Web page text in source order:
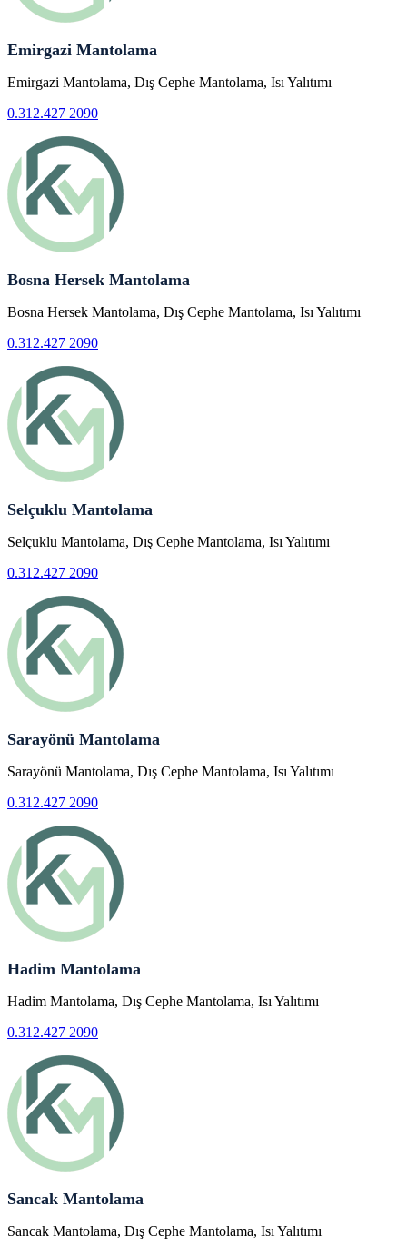
Emirgazi Mantolama
Emirgazi Mantolama, Dış Cephe Mantolama, Isı Yalıtımı
0.312.427 2090
Bosna Hersek Mantolama
Bosna Hersek Mantolama, Dış Cephe Mantolama, Isı Yalıtımı
0.312.427 2090
Selçuklu Mantolama
Selçuklu Mantolama, Dış Cephe Mantolama, Isı Yalıtımı
0.312.427 2090
Sarayönü Mantolama
Sarayönü Mantolama, Dış Cephe Mantolama, Isı Yalıtımı
0.312.427 2090
Hadim Mantolama
Hadim Mantolama, Dış Cephe Mantolama, Isı Yalıtımı
0.312.427 2090
Sancak Mantolama
Sancak Mantolama, Dış Cephe Mantolama, Isı Yalıtımı